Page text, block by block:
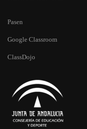
Pasen
Google Classroom
ClassDojo